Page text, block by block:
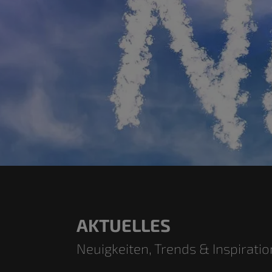
AKTUELLES
Neuigkeiten, Trends &